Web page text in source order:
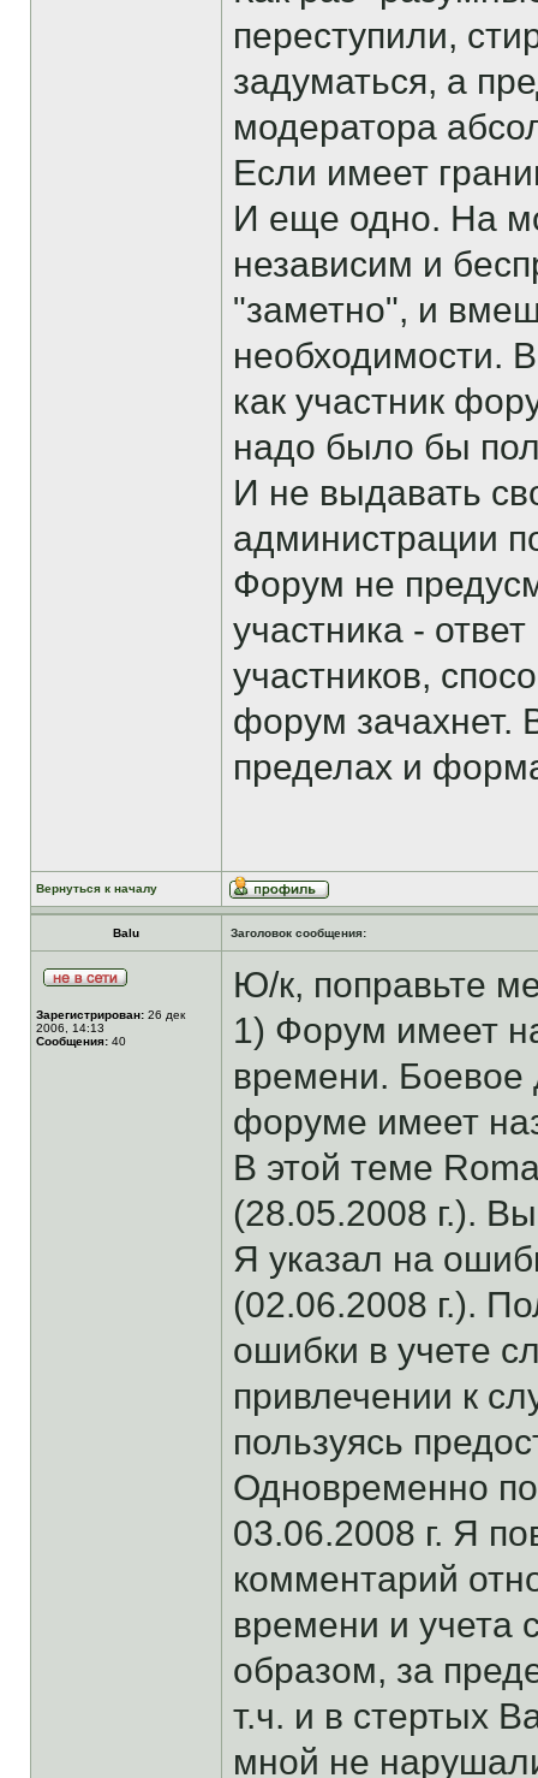
переступили,
задуматься, а
модератора
Если имеет
И еще одно. На
независим и
"заметно", и
необходимости.
как участник
надо было бы
И не выдавать
администрации
Форум не
участника -
участников,
форум зачахнет.
пределах и
Вернуться к началу
Balu Заголовок сообщения:
Зарегистрирован: 26 дек
2006, 14:13
Сообщения: 40
Ю/к, поправьте
1) Форум имеет
времени. Боевое
форуме имеет
В этой теме
(28.05.2008 г.).
Я указал на
(02.06.2008 г.).
ошибки в учете
привлечении к
пользуясь
Одновременно
03.06.2008 г. Я
комментарий
времени и учета
образом, за
т.ч. и в стертых
мной не